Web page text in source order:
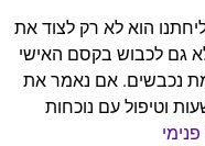
שעות מקום שליחתנו הוא לא רק לצוד את
גם לכבוש בקסם האישי
נכבשים. אם נאמר את
רופא עזרה ראשונה שיניים 24 שעות וטיפול עם נוכחות